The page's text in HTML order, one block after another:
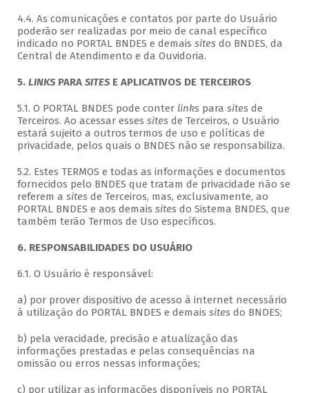
4.4. As comunicações e contatos por parte do Usuário
poderão ser realizadas por meio de canal específico
indicado no PORTAL BNDES e demais sitesdo BNDES, da
Central de Atendimento e da Ouvidoria.
5. LINKSPARA SITESE APLICATIVOS DE TERCEIROS
5.1. O PORTAL BNDES pode conter linkspara sitesde
Terceiros. Ao acessar esses sitesde Terceiros, o Usuário
estará sujeito a outros termos de uso e políticas de
privacidade, pelos quais o BNDES não se responsabiliza.
5.2. Estes TERMOS e todas as informações e documentos
fornecidos pelo BNDES que tratam de privacidade não se
referem a sitesde Terceiros, mas, exclusivamente, ao
PORTAL BNDES e aos demais sitesdo Sistema BNDES, que
também terão Termos de Uso específicos.
6. RESPONSABILIDADES DO USUÁRIO
6.1. O Usuário é responsável:
a) por prover dispositivo de acesso à internet necessário
à utilização do PORTAL BNDES e demais sitesdo BNDES;
b) pela veracidade, precisão e atualização das
informações prestadas e pelas consequências na
omissão ou erros nessas informações;
c) por utilizar as informações disponíveis no PORTAL